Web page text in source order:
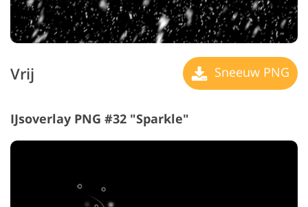
Vrij Sneeuw PNG
IJsoverlay PNG #32 "Sparkle"